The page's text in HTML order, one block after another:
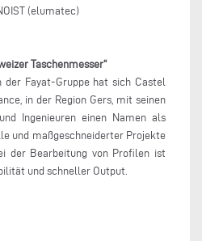
(elumatec)
Taschenmesser“
der Fayat-Gruppe hat sich Castel
in der Region Gers, mit seinen
Ingenieuren einen Namen als
und maßgeschneiderter Projekte
der Bearbeitung von Profilen ist
und schneller Output.